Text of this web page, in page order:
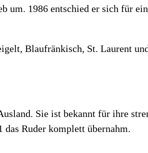
um. 1986 entschied er sich für
Blaufränkisch, St. Laurent
Sie ist bekannt für ihre
Ruder komplett übernahm.